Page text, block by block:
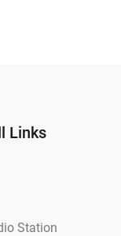
Links
Station